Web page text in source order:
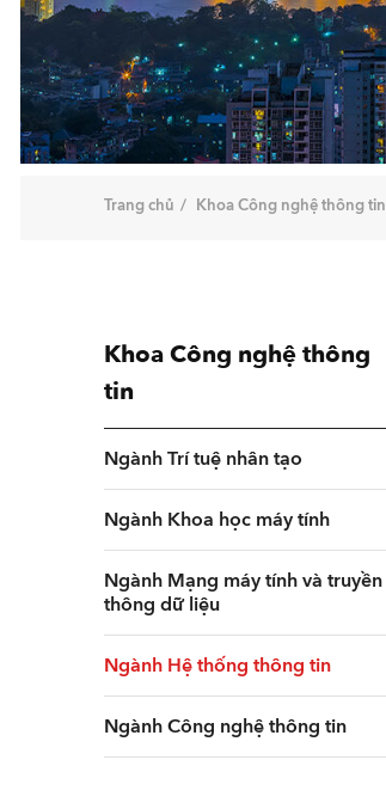
Trang chủ Khoa Công nghệ thông tin
Khoa Công nghệ thông
tin
Ngành Trí tuệ nhân tạo
Ngành Khoa học máy tính
Ngành Mạng máy tính và truyền
thông dữ liệu
Ngành Hệ thống thông tin
Ngành Công nghệ thông tin